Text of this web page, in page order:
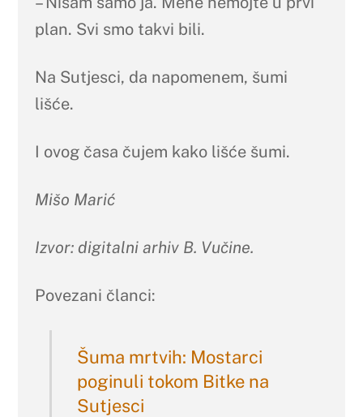
plan. Svi smo takvi bili.
Na Sutjesci, da napomenem, šumi
lišće.
I ovog časa čujem kako lišće šumi.
Mišo Marić
Izvor: digitalni arhiv B. Vučine.
Povezani članci:
Šuma mrtvih: Mostarci
poginuli tokom Bitke na
Sutjesci